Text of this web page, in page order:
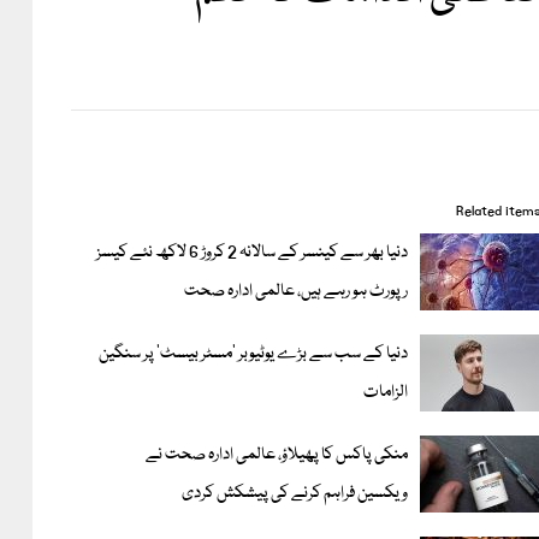
Related items
دنیا بھر سے کینسر کے سالانہ 2 کروڑ 6 لاکھ نئے کیسز
رپورٹ ہو رہے ہیں، عالمی ادارہ صحت
دنیا کے سب سے بڑے یوٹیوبر ’مسٹر بیسٹ‘ پر سنگین
الزامات
منکی پاکس کا پھیلاؤ، عالمی ادارہ صحت نے
ویکسین فراہم کرنے کی پیشکش کردی